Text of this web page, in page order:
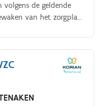
volgens de geldende
van het zorgplan
en begeleiden van
voor
van